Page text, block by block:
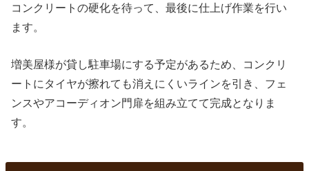
コンクリートの硬化を待って、最後に仕上げ作業を行い
ます。
増美屋様が貸し駐車場にする予定があるため、コンクリ
ートにタイヤが擦れても消えにくいラインを引き、フェ
ンスやアコーディオン門扉を組み立てて完成となりま
す。